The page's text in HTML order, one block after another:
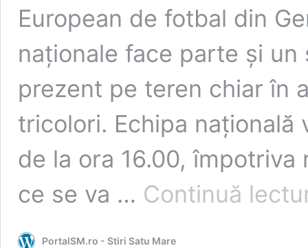
European de fotbal din
naționale face parte și
prezent pe teren chiar în
tricolori. Echipa națională
de la ora 16.00,
ce se va … Continuă
PortalSM.ro - Stiri Satu Mare